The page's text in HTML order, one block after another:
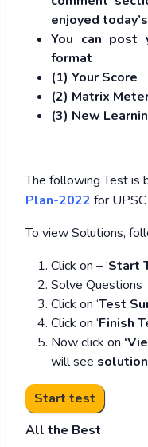
enjoyed
You can post
format
(1) Your Score
(2) Matrix
(3) New
The following Test is
Plan-2022 for
To view Solutions,
Click on – ‘Start
Solve Questions
Click on ‘Test
Click on ‘Finish
Now click on
will see
All the Best